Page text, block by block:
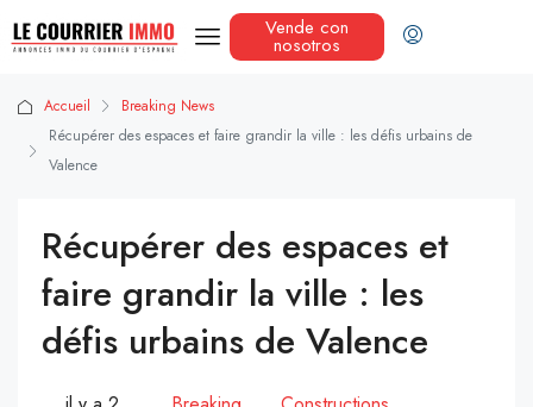
Vende con
nosotros
Accueil
Breaking News
Récupérer des espaces et faire grandir la ville : les défis urbains de
Valence
Récupérer des espaces et
faire grandir la ville : les
défis urbains de Valence